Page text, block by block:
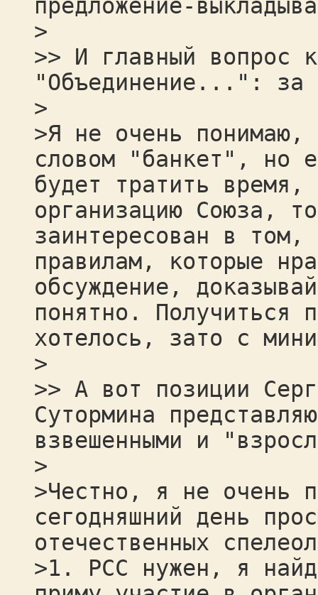
предложение-
>
>> И главный вопрос
"Объединение...": за
>
>Я не очень понимаю,
словом "банкет", но
будет тратить
организацию Союза,
заинтересован в
правилам, которые
обсуждение,
понятно. Получиться
хотелось, зато с
>
>> А вот позиции
Сутормина
взвешенными и
>
>Честно, я не очень
сегодняшний день
отечественных
>1. РСС нужен, я